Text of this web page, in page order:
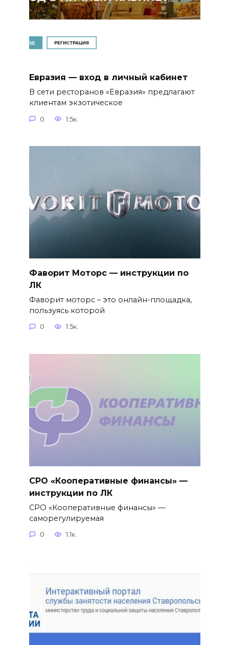
Евразия — вход в личный кабинет
В сети ресторанов «Евразия» предлагают
клиентам экзотическое
0 1.5к.
Фаворит Моторс — инструкции по
ЛК
Фаворит моторс – это онлайн-площадка,
пользуясь которой
0 1.5к.
СРО «Кооперативные финансы» —
инструкции по ЛК
СРО «Кооперативные финансы» —
саморегулируемая
0 1.1к.